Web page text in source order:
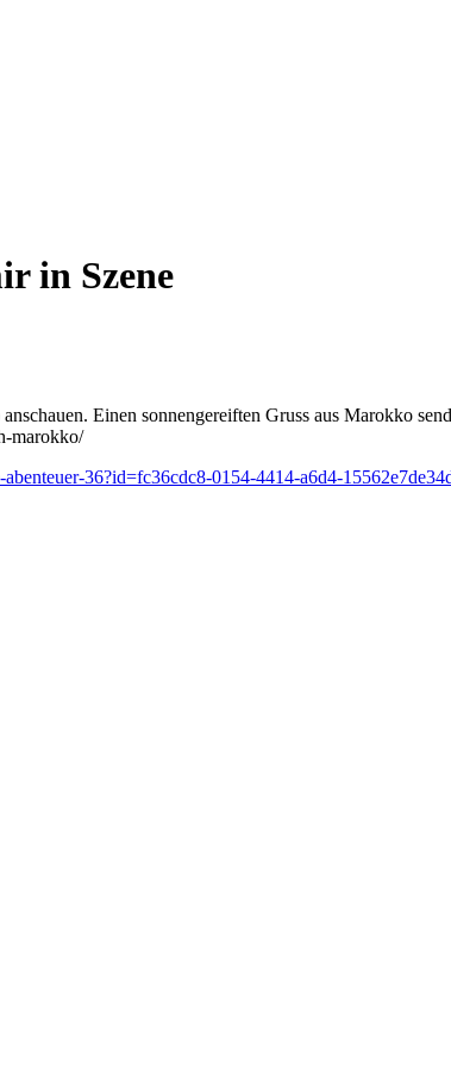
in Szene
Einen sonnengereiften Gruss aus Marokko
marokko/
36?id=fc36cdc8-0154-4414-a6d4-